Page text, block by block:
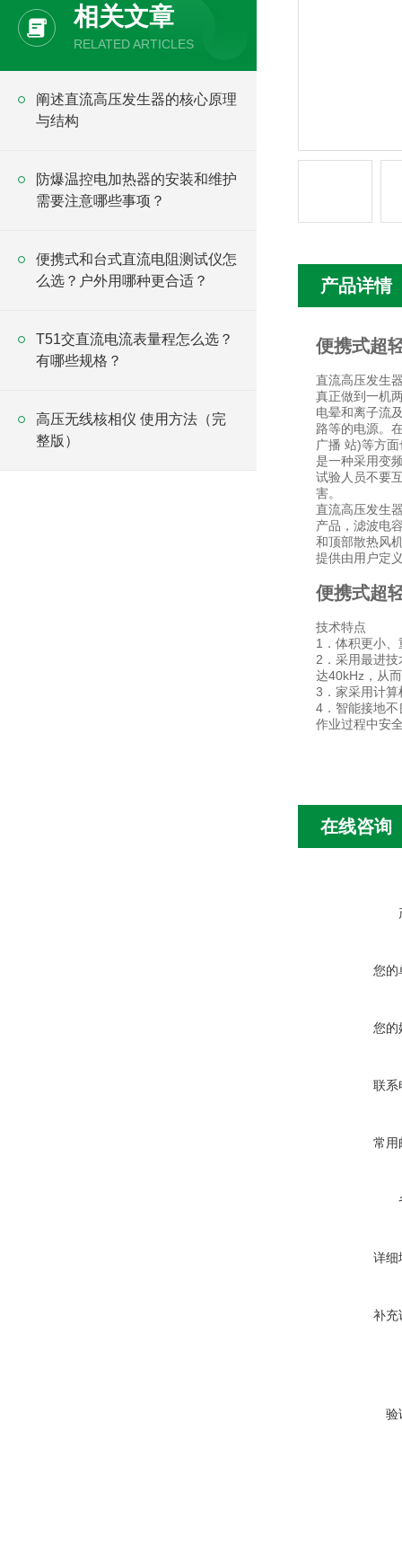
相关文章
RELATED ARTICLES
阐述直流高压发生器的核心原理
与结构
防爆温控电加热器的安装和维护
需要注意哪些事项？
便携式和台式直流电阻测试仪怎
么选？户外用哪种更合适？
T51交直流电流表量程怎么选？
有哪些规格？
高压无线核相仪 使用方法（完
整版）
产品详情
便携式超
直流高压发生
真正做到一机
电晕和离子流
路等的电源。
广播 站)等方
是一种采用变
试验人员不要
害。
直流高压发生
产品，滤波电
和顶部散热风
提供由用户定
便携式超
技术特点
1．体积更小
2．采用最进
达40kHz，从
3．家采用计
4．智能接地
作业过程中安
在线咨询
您的
您的
联系
常用
详细
补充
验